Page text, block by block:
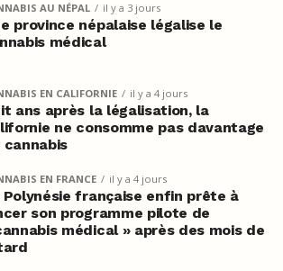
AU NÉPAL il y a 3 jours
province népalaise légalise le
médical
EN CALIFORNIE il y a 4 jours
ans après la légalisation, la
ne consomme pas davantage
cannabis
EN FRANCE il y a 4 jours
Polynésie française enfin prête à
son programme pilote de
médical » après des mois de